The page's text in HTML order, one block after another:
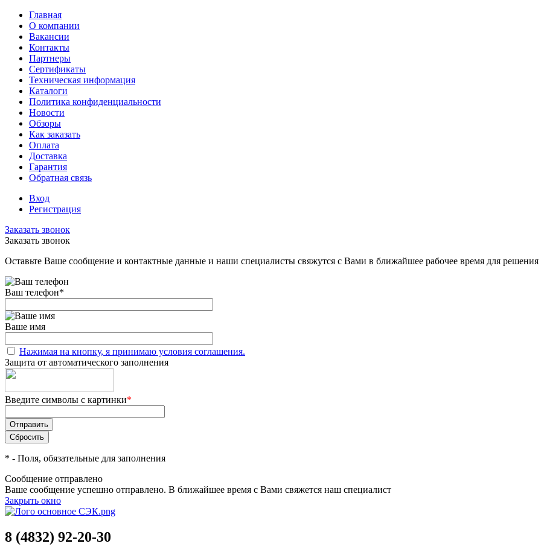
Главная
О компании
Вакансии
Контакты
Партнеры
Сертификаты
Техническая информация
Каталоги
Политика конфиденциальности
Новости
Обзоры
Как заказать
Оплата
Доставка
Гарантия
Обратная связь
Вход
Регистрация
Заказать звонок
Заказать звонок
Оставьте Ваше сообщение и контактные данные и наши специалисты свяжутся с Вами в ближайшее рабочее время для
Ваш телефон*
Ваше имя
Нажимая на кнопку, я принимаю условия соглашения.
Защита от автоматического заполнения
Введите символы с картинки*
* - Поля, обязательные для заполнения
Сообщение отправлено
Ваше сообщение успешно отправлено. В ближайшее время с Вами свяжется наш специалист
Закрыть окно
8 (4832) 92-20-30